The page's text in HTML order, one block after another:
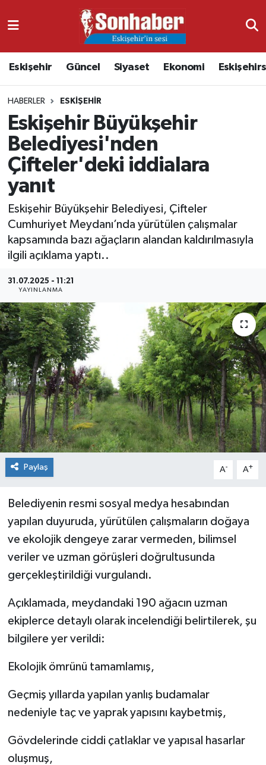
Eskişehir Güncel Siyaset Ekonomi
HABERLER ESKIŞEHIR
Eskişehir Büyükşehir
Belediyesi'nden
Çifteler'deki iddialara
yanıt
Eskişehir Büyükşehir Belediyesi, Çifteler
Cumhuriyet Meydanı’nda yürütülen çalışmalar
kapsamında bazı ağaçların alandan kaldırılmasıyla
ilgili açıklama yaptı..
31.07.2025 - 11:21
YAYINLANMA
Paylaş A- A+
Belediyenin resmi sosyal medya hesabından
yapılan duyuruda, yürütülen çalışmaların doğaya
ve ekolojik dengeye zarar vermeden, bilimsel
veriler ve uzman görüşleri doğrultusunda
gerçekleştirildiği vurgulandı.
Açıklamada, meydandaki 190 ağacın uzman
ekiplerce detaylı olarak incelendiği belirtilerek, şu
bilgilere yer verildi:
Ekolojik ömrünü tamamlamış,
Geçmiş yıllarda yapılan yanlış budamalar
nedeniyle taç ve yaprak yapısını kaybetmiş,
Gövdelerinde ciddi çatlaklar ve yapısal hasarlar
oluşmuş,
Ekonomi
Güncel
Kültür & Sanat
Resmi İlanlar
Sağlık
Siyaset
Spor
Nöbetçi Eczaneler
Namaz Vakitleri
Trafik Durumu
Süper Lig Puan Durumu ve Fikstür
Son Dakika Haberleri
Haber Arşivi